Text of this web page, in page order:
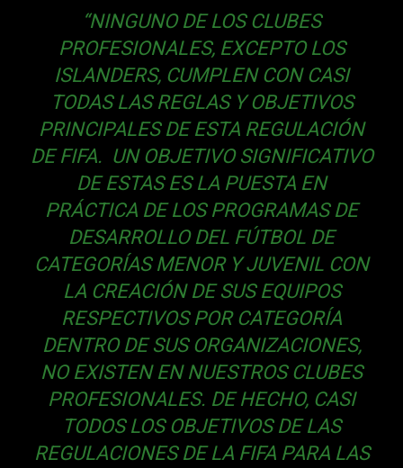
“NINGUNO DE LOS CLUBES
PROFESIONALES, EXCEPTO LOS
ISLANDERS, CUMPLEN CON CASI
TODAS LAS REGLAS Y OBJETIVOS
PRINCIPALES DE ESTA REGULACIÓN
DE FIFA. UN OBJETIVO SIGNIFICATIVO
DE ESTAS ES LA PUESTA EN
PRÁCTICA DE LOS PROGRAMAS DE
DESARROLLO DEL FÚTBOL DE
CATEGORÍAS MENOR Y JUVENIL CON
LA CREACIÓN DE SUS EQUIPOS
RESPECTIVOS POR CATEGORÍA
DENTRO DE SUS ORGANIZACIONES,
NO EXISTEN EN NUESTROS CLUBES
PROFESIONALES. DE HECHO, CASI
TODOS LOS OBJETIVOS DE LAS
REGULACIONES DE LA FIFA PARA LAS